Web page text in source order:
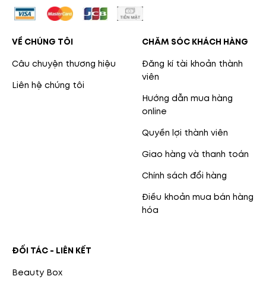
VỀ CHÚNG TÔI
Câu chuyện thương hiệu
Liên hệ chúng tôi
CHĂM SÓC KHÁCH HÀNG
Đăng kí tài khoản thành
viên
Hướng dẫn mua hàng
online
Quyền lợi thành viên
Giao hàng và thanh toán
Chính sách đổi hàng
Điều khoản mua bán hàng
hóa
ĐỐI TÁC - LIÊN KẾT
Beauty Box